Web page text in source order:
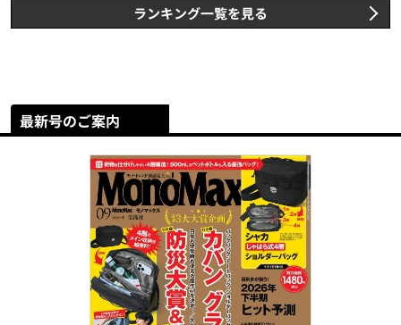
ランキング一覧を見る
最新号のご案内